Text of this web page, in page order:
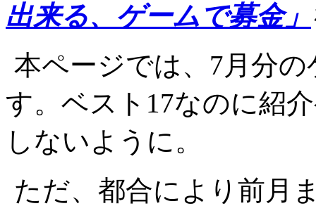
出来る、ゲームで募金」
本ページでは、7月分
す。ベスト17なのに紹
しないように。
ただ、都合により前月